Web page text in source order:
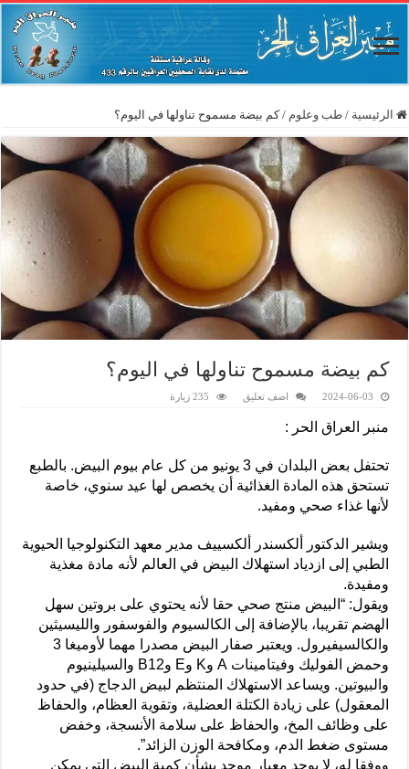
الرئيسية / طب وعلوم / كم بيضة مسموح تناولها في اليوم؟
كم بيضة مسموح تناولها في اليوم؟
2024-06-03 اضف تعليق 235 زيارة
منبر العراق الحر :
تحتفل بعض البلدان في 3 يونيو من كل عام بيوم البيض. بالطبع
تستحق هذه المادة الغذائية أن يخصص لها عيد سنوي، خاصة
لأنها غذاء صحي ومفيد.
ويشير الدكتور ألكسندر ألكسييف مدير معهد التكنولوجيا الحيوية
الطبي إلى ازدياد استهلاك البيض في العالم لأنه مادة مغذية
ومفيدة.
ويقول: “البيض منتج صحي حقا لأنه يحتوي على بروتين سهل
الهضم تقريبا، بالإضافة إلى الكالسيوم والفوسفور والليسيثين
والكالسيفيرول. ويعتبر صفار البيض مصدرا مهما لأوميغا 3
وحمض الفوليك وفيتامينات A وK وE وB12 والسيلينيوم
والبيوتين. ويساعد الاستهلاك المنتظم لبيض الدجاج (في حدود
المعقول) على زيادة الكتلة العضلية، وتقوية العظام، والحفاظ
على وظائف المخ، والحفاظ على سلامة الأنسجة، وخفض
مستوى ضغط الدم، ومكافحة الوزن الزائد”.
ووفقا له، لا يوجد معيار موحد بشأن كمية البيض التي يمكن